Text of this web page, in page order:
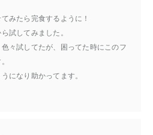
みたら完食するように！
試してみました。
々試してたが、困ってた時にこのフ
になり助かってます。